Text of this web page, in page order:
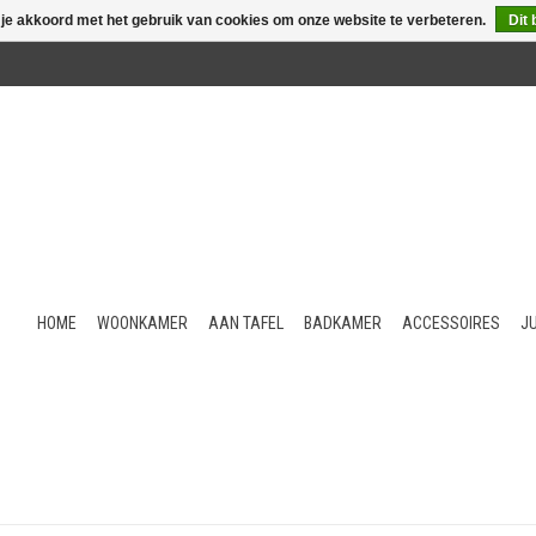
HOME WOONKAMER AAN TAFEL BADKAMER ACCESSOIRES
akkoord met het gebruik van cookies om onze website te verbeteren. Dit